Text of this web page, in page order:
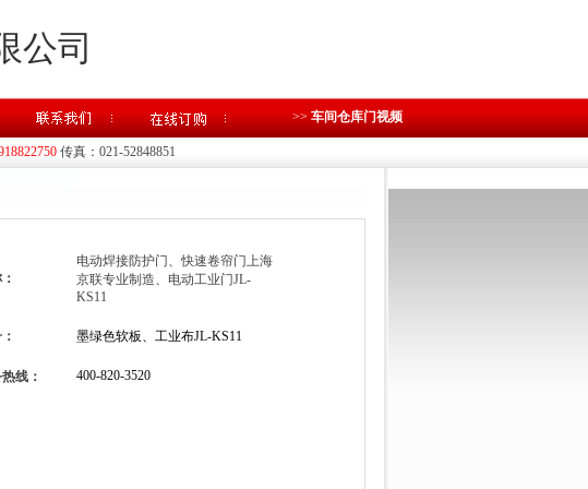
公司
>> 车间仓库门视频
传真：021-52848851
电动焊接防护门、快速卷帘门上海
京联专业制造、电动工业门JL-
KS11
墨绿色软板、工业布JL-KS11
线： 400-820-3520